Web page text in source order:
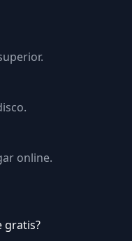
online.
gratis?